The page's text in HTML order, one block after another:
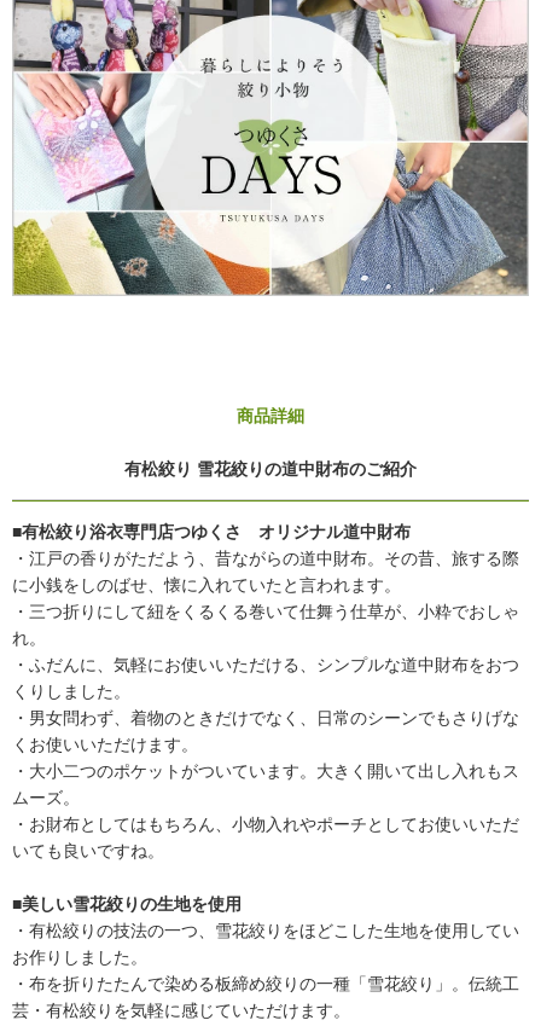
商品詳細
有松絞り 雪花絞りの道中財布のご紹介
■有松絞り浴衣専門店つゆくさ オリジナル道中財布
・江戸の香りがただよう、昔ながらの道中財布。その昔、旅する際
に小銭をしのばせ、懐に入れていたと言われます。
・三つ折りにして紐をくるくる巻いて仕舞う仕草が、小粋でおしゃ
れ。
・ふだんに、気軽にお使いいただける、シンプルな道中財布をおつ
くりしました。
・男女問わず、着物のときだけでなく、日常のシーンでもさりげな
くお使いいただけます。
・大小二つのポケットがついています。大きく開いて出し入れもス
ムーズ。
・お財布としてはもちろん、小物入れやポーチとしてお使いいただ
いても良いですね。
■美しい雪花絞りの生地を使用
・有松絞りの技法の一つ、雪花絞りをほどこした生地を使用してい
お作りしました。
・布を折りたたんで染める板締め絞りの一種「雪花絞り」。伝統工
芸・有松絞りを気軽に感じていただけます。